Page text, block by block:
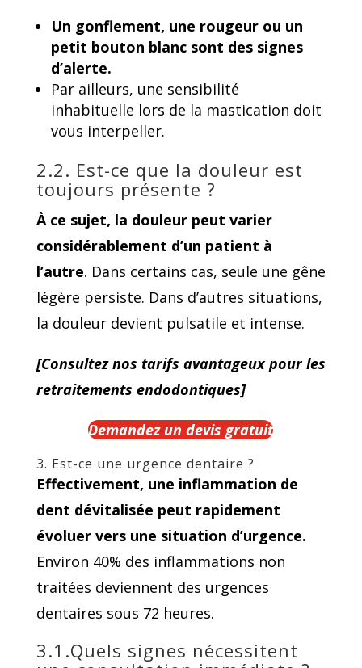
Un gonflement, une rougeur ou un
petit bouton blanc sont des signes
d’alerte.
Par ailleurs, une sensibilité
inhabituelle lors de la mastication doit
vous interpeller.
2.2. Est-ce que la douleur est
toujours présente ?
À ce sujet, la douleur peut varier
considérablement d’un patient à
l’autre. Dans certains cas, seule une gêne
légère persiste. Dans d’autres situations,
la douleur devient pulsatile et intense.
[Consultez nos tarifs avantageux pour les
retraitements endodontiques]
Demandez un devis gratuit
3. Est-ce une urgence dentaire ?
Effectivement, une inflammation de
dent dévitalisée peut rapidement
évoluer vers une situation d’urgence.
Environ 40% des inflammations non
traitées deviennent des urgences
dentaires sous 72 heures.
3.1.Quels signes nécessitent